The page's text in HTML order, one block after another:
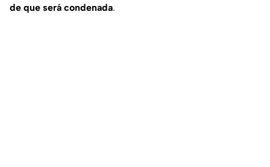
de que será condenada.